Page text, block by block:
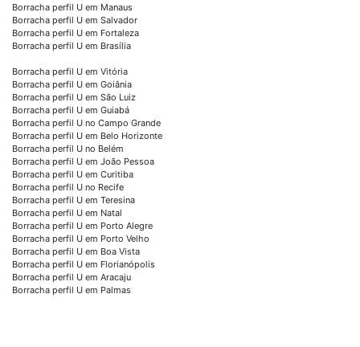
Borracha perfil U em Manaus
Borracha perfil U em Salvador
Borracha perfil U em Fortaleza
Borracha perfil U em Brasília
Borracha perfil U em Vitória
Borracha perfil U em Goiânia
Borracha perfil U em São Luiz
Borracha perfil U em Guiabá
Borracha perfil U no Campo Grande
Borracha perfil U em Belo Horizonte
Borracha perfil U no Belém
Borracha perfil U em João Pessoa
Borracha perfil U em Curitiba
Borracha perfil U no Recife
Borracha perfil U em Teresina
Borracha perfil U em Natal
Borracha perfil U em Porto Alegre
Borracha perfil U em Porto Velho
Borracha perfil U em Boa Vista
Borracha perfil U em Florianópolis
Borracha perfil U em Aracaju
Borracha perfil U em Palmas